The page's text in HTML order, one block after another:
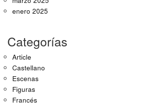
enero 2025
Categorías
Article
Castellano
Escenas
Figuras
Francés